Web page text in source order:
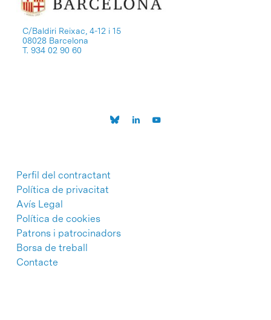
C/Baldiri Reixac, 4-12 i 15
08028 Barcelona
T. 934 02 90 60
Perfil del contractant
Política de privacitat
Avís Legal
Política de cookies
Patrons i patrocinadors
Borsa de treball
Contacte